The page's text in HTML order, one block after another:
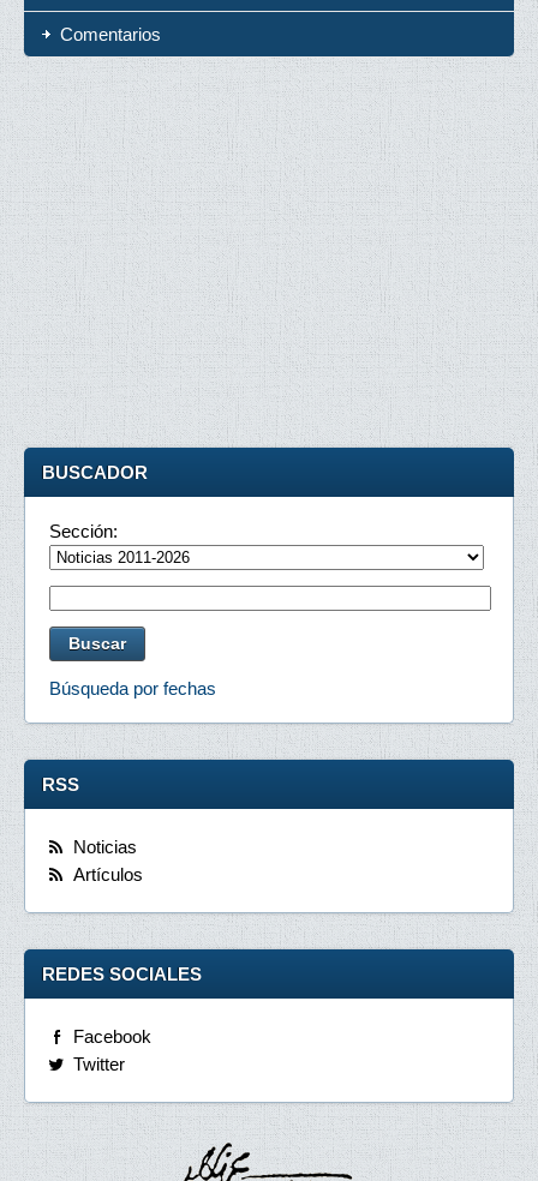
Comentarios
BUSCADOR
Sección:
Búsqueda por fechas
RSS
Noticias
Artículos
REDES SOCIALES
Facebook
Twitter